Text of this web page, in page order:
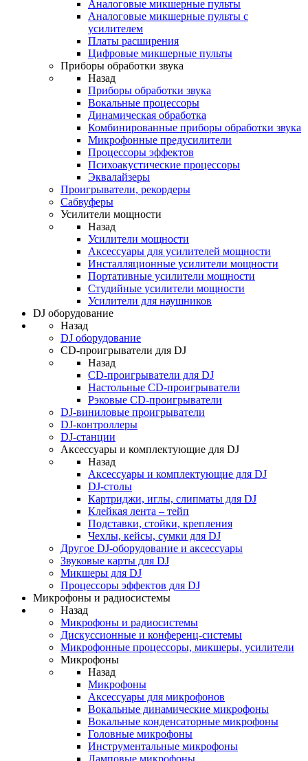
Аналоговые микшерные пульты
Аналоговые микшерные пульты с
усилителем
Платы расширения
Цифровые микшерные пульты
Приборы обработки звука
Назад
Приборы обработки звука
Вокальные процессоры
Динамическая обработка
Комбинированные приборы обработки звука
Микрофонные предусилители
Процессоры эффектов
Психоакустические процессоры
Эквалайзеры
Проигрыватели, рекордеры
Сабвуферы
Усилители мощности
Назад
Усилители мощности
Аксессуары для усилителей мощности
Инсталляционные усилители мощности
Портативные усилители мощности
Студийные усилители мощности
Усилители для наушников
DJ оборудование
Назад
DJ оборудование
CD-проигрыватели для DJ
Назад
CD-проигрыватели для DJ
Настольные CD-проигрыватели
Рэковые CD-проигрыватели
DJ-виниловые проигрыватели
DJ-контроллеры
DJ-станции
Аксессуары и комплектующие для DJ
Назад
Аксессуары и комплектующие для DJ
DJ-столы
Картриджи, иглы, слипматы для DJ
Клейкая лента – тейп
Подставки, стойки, крепления
Чехлы, кейсы, сумки для DJ
Другое DJ-оборудование и аксессуары
Звуковые карты для DJ
Микшеры для DJ
Процессоры эффектов для DJ
Микрофоны и радиосистемы
Назад
Микрофоны и радиосистемы
Дискуссионные и конференц-системы
Микрофонные процессоры, микшеры, усилители
Микрофоны
Назад
Микрофоны
Аксессуары для микрофонов
Вокальные динамические микрофоны
Вокальные конденсаторные микрофоны
Головные микрофоны
Инструментальные микрофоны
Ламповые микрофоны